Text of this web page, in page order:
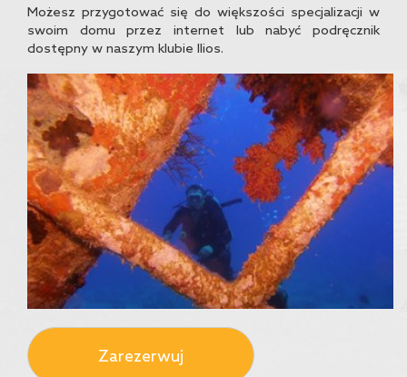
Możesz przygotować się do większości specjalizacji w
swoim domu przez internet lub nabyć podręcznik
dostępny w naszym klubie Ilios.
Zarezerwuj